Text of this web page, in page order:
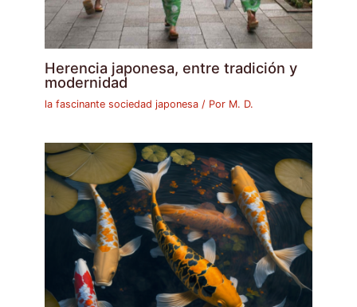
Herencia japonesa, entre tradición y
modernidad
la fascinante sociedad japonesa / Por M. D.